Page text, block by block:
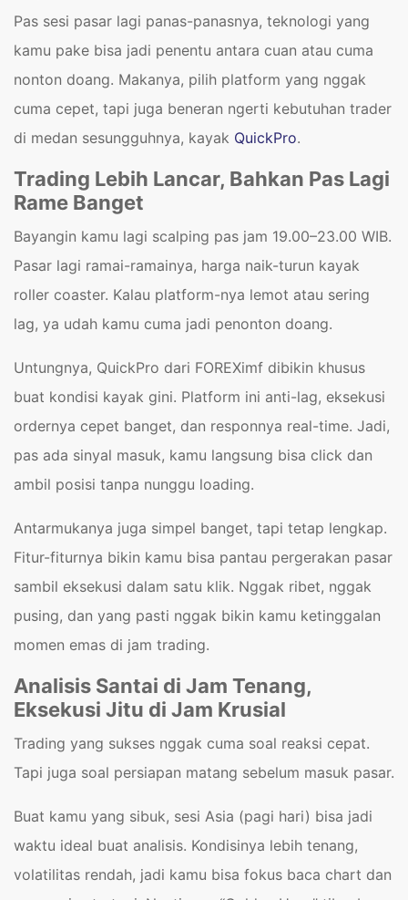
Pas sesi pasar lagi panas-panasnya, teknologi yang
kamu pake bisa jadi penentu antara cuan atau cuma
nonton doang. Makanya, pilih platform yang nggak
cuma cepet, tapi juga beneran ngerti kebutuhan trader
di medan sesungguhnya, kayak QuickPro.
Trading Lebih Lancar, Bahkan Pas Lagi
Rame Banget
Bayangin kamu lagi scalping pas jam 19.00–23.00 WIB.
Pasar lagi ramai-ramainya, harga naik-turun kayak
roller coaster. Kalau platform-nya lemot atau sering
lag, ya udah kamu cuma jadi penonton doang.
Untungnya, QuickPro dari FOREXimf dibikin khusus
buat kondisi kayak gini. Platform ini anti-lag, eksekusi
ordernya cepet banget, dan responnya real-time. Jadi,
pas ada sinyal masuk, kamu langsung bisa click dan
ambil posisi tanpa nunggu loading.
Antarmukanya juga simpel banget, tapi tetap lengkap.
Fitur-fiturnya bikin kamu bisa pantau pergerakan pasar
sambil eksekusi dalam satu klik. Nggak ribet, nggak
pusing, dan yang pasti nggak bikin kamu ketinggalan
momen emas di jam trading.
Analisis Santai di Jam Tenang,
Eksekusi Jitu di Jam Krusial
Trading yang sukses nggak cuma soal reaksi cepat.
Tapi juga soal persiapan matang sebelum masuk pasar.
Buat kamu yang sibuk, sesi Asia (pagi hari) bisa jadi
waktu ideal buat analisis. Kondisinya lebih tenang,
volatilitas rendah, jadi kamu bisa fokus baca chart dan